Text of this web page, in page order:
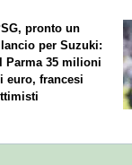
pronto un
per Suzuki:
Parma 35 milioni
euro, francesi